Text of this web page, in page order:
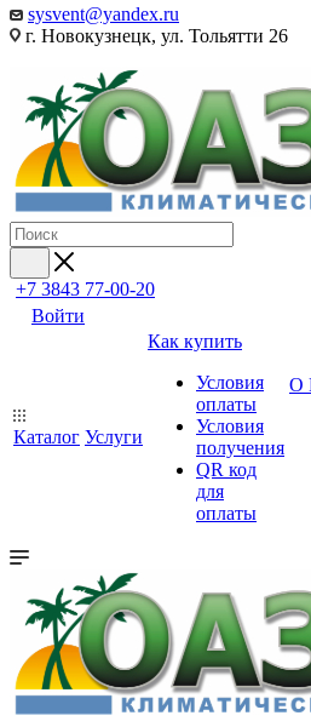
sysvent@yandex.ru
г. Новокузнецк, ул. Тольятти 26
+7 3843 77-00-20
Войти
Каталог Услуги
Как купить
Условия
оплаты
Условия
получения
QR код
для
оплаты
О